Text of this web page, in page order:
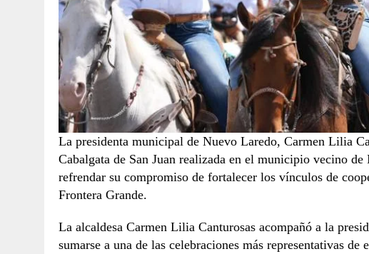
La presidenta municipal de Nuevo Laredo, Carmen Lilia
Cabalgata de San Juan realizada en el municipio vecino
refrendar su compromiso de fortalecer los vínculos de
Frontera Grande.
La alcaldesa Carmen Lilia Canturosas acompañó a la
sumarse a una de las celebraciones más representativas